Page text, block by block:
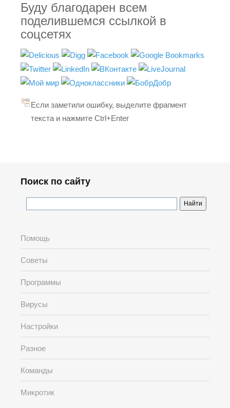
Буду благодарен всем
поделившемся ссылкой в
соцсетях
Если заметили ошибку, выделите фрагмент
текста и нажмите Ctrl+Enter
Поиск по сайту
Помощь
Советы
Программы
Вирусы
Настройки
Разное
Команды
Микротик